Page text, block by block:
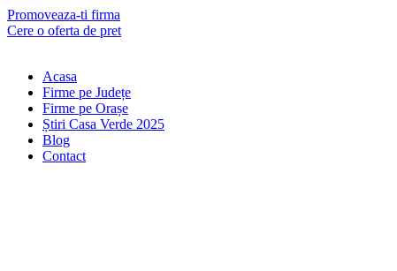
Skip
to
Promoveaza-ti firma
Cere o oferta de pret
Acasa
Firme pe Județe
Firme pe Orașe
Știri Casa Verde 2025
Blog
Contact